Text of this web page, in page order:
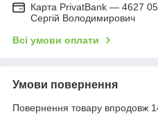
Карта PrivatBank — 4627
Сергій Володимирович
Всі умови оплати
Умови повернення
Повернення товару впродовж